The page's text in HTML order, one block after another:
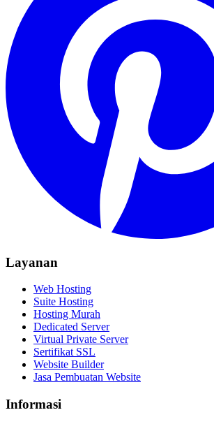
Layanan
Web Hosting
Suite Hosting
Hosting Murah
Dedicated Server
Virtual Private Server
Sertifikat SSL
Website Builder
Jasa Pembuatan Website
Informasi